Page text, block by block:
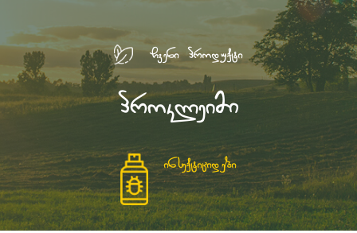
ჩვენი პროდუქტი
პროკლეიმი
ინსექტიციდები